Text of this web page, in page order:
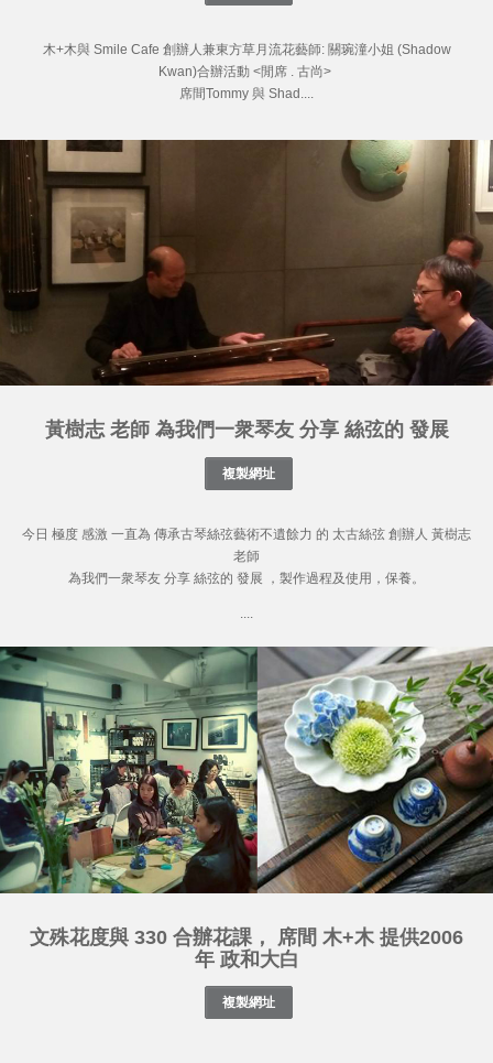
木+木與 Smile Cafe 創辦人兼東方草月流花藝師: 關琬潼小姐 (Shadow
Kwan)合辦活動 <閒席 . 古尚>
席間Tommy 與 Shad....
黃樹志 老師 為我們一衆琴友 分享 絲弦的 發展
今日 極度 感激 一直為 傳承古琴絲弦藝術不遺餘力 的 太古絲弦 創辦人 黃樹志
老師
為我們一衆琴友 分享 絲弦的 發展 ，製作過程及使用，保養。
....
文殊花度與 330 合辦花課， 席間 木+木 提供2006
年 政和大白